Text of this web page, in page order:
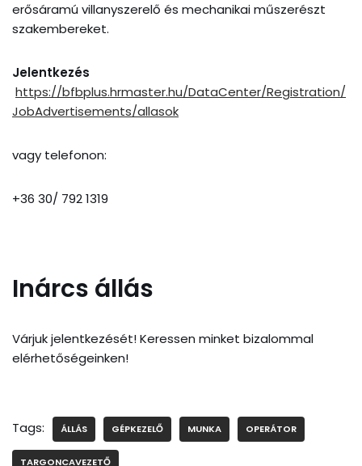
erősáramú villanyszerelő és mechanikai műszerészt
szakembereket.
Jelentkezés
https://bfbplus.hrmaster.hu/DataCenter/Registration/
JobAdvertisements/allasok
vagy telefonon:
+36 30/ 792 1319
Inárcs állás
Várjuk jelentkezését! Keressen minket bizalommal
elérhetőségeinken!
Tags: ÁLLÁS GÉPKEZELŐ MUNKA OPERÁTOR
TARGONCAVEZETŐ